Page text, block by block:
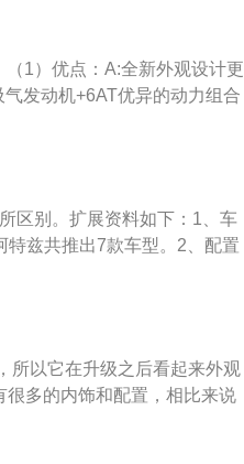
的340批申报名单中，途昂
，所以预计途昂的动力也依
1）优点：A:全新外观设计更
发动机+6AT优异的动力组合
竿见影。（2）缺点：A:空
：A：外观好。B：驾驶体
错。（2）缺点：A：有细微
。D：漆面薄。
区别。扩展资料如下：1、车
兹共推出7款车型。2、配置
加速度矢量控制系统；2020
弗逊式独立悬架，后悬架类
所以它在升级之后看起来外观
多的内饰和配置，相比来说
动机功率就要更大。具体区